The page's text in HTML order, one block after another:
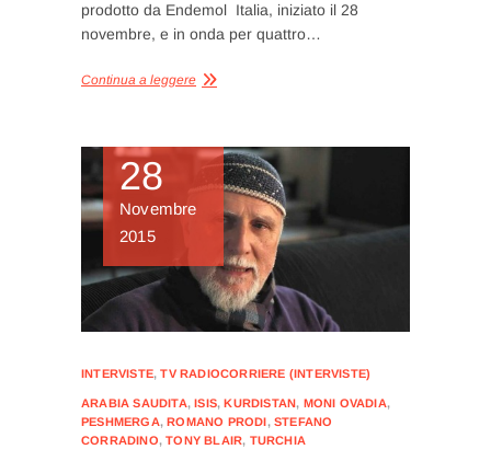
prodotto da Endemol Italia, iniziato il 28
novembre, e in onda per quattro…
Continua a leggere
28
Novembre
2015
INTERVISTE,TV RADIOCORRIERE (INTERVISTE)
ARABIA SAUDITA,ISIS,KURDISTAN, MONI OVADIA,
PESHMERGA,ROMANO PRODI,STEFANO
CORRADINO,TONY BLAIR, TURCHIA